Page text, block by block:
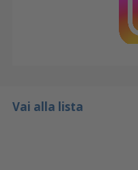
Vai alla lista